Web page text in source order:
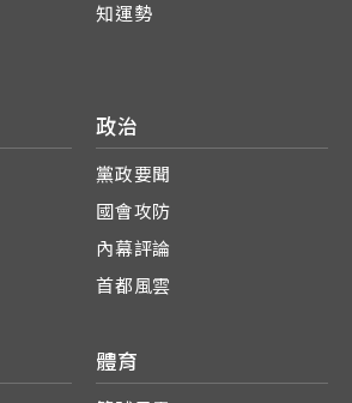
知運勢
政治
黨政要聞
國會攻防
內幕評論
首都風雲
體育